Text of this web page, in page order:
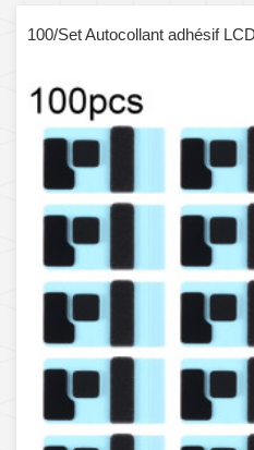
100/Set Autocollant adhésif